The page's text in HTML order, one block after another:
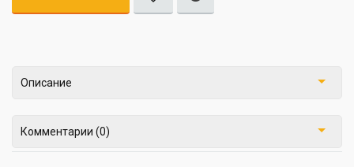
Описание
Комментарии (0)